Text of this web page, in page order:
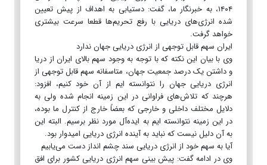
۱۴۰۴، به خبرنگار ما، گفت: دستیابی به اهداف از پیش تعیین
شده انرژی‌های دریایی با رفع تحریم‌ها قطعا سرعت بیشتری
خواهد گرفت.
ایران سهم قابل توجهی از انرژی دریایی جهان ندارد
وی با بیان این نکته که با توجه به وجود سهم بالای ایران از دریا
و داشتن یک درصد جمعیت جهان، متاسفانه سهم قابل توجهی از
انرژی دریایی جهان را نتوانسته ایم از آن خود کنیم، افزود:
هرچند که تلاش‌های فراوانی در این زمینه انجام شده ولی به
دلایل مختلف داخلی و خارجی که بعضاً خارج از کنترل ما بوده،
در این زمینه نتوانسته ایم به ایده‌‏آ‌ل مورد نظر برسیم. البته این
به آن دلیل نیست که نباید به آینده انرژی دریایی امیدوار بود.
آیا به سهم خود از انرژی دریایی سند چشم انداز دست می‌یابیم
وی در ادامه گفت: پیش بینی سهم انرژی دریایی کشور برای افق